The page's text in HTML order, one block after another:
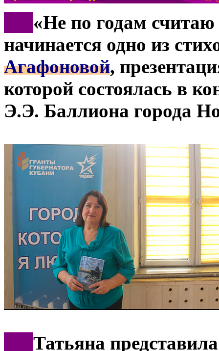
«Не по годам
начинается одно из
Агафоновой,
которой состоялась в
Э.Э. Баллиона города
Татьяна